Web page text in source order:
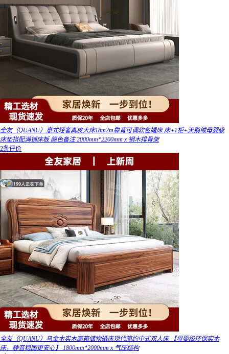
全友（QUANU）意式轻奢真皮大床18m2m靠背可调软包婚床 床+1柜+天鹅绒母婴级
床垫搭配满铺床板 颜色备注 2000mm*2200mm x 钢木排骨架
2条评价
全友（QUANU）乌金木实木高箱储物婚床现代简约中式双人床 【母婴级环保实木
床，静音稳固更安心】 1800mm*2000mm x 气压结构